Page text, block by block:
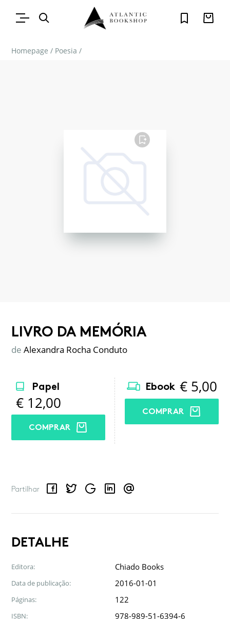
Homepage / Poesia /
FAVORITO
LIVRO DA MEMÓRIA
de Alexandra Rocha Conduto
Papel
€ 12,00
COMPRAR
Ebook € 5,00
COMPRAR
Partilhar
FacebookTwitterGoogle LinkedInEmail
DETALHE
Editora: Chiado Books
Data de publicação: 2016-01-01
Páginas: 122
ISBN: 978-989-51-6394-6